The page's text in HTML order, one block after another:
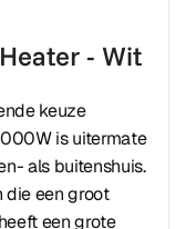
- Wit
keuze
is uitermate
als buitenshuis.
die een groot
een grote